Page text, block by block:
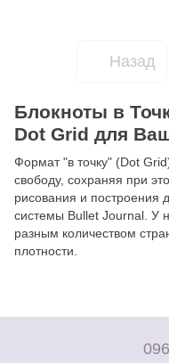
Назад
Блокноты в
Dot Grid для
Формат "в точку" (Dot
свободу, сохраняя при
рисования и построения
системы Bullet Journal. У
разным количеством
плотности.